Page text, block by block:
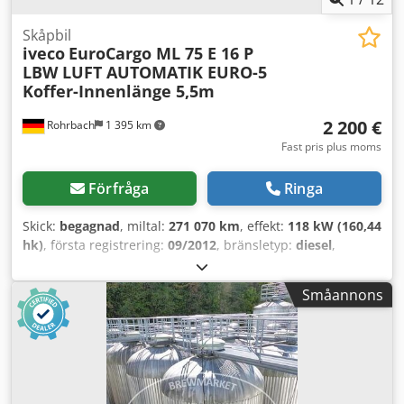
Warstein Tank- och miljöskydd Wozniack Enkerbruch 2
59581 Warstein
Rohrbach 1 395 km
Skåpbil
iveco EuroCargo ML 75 E 16 P
LBW LUFT AUTOMATIK EURO-5
Koffer-Innenlänge 5,5m
2 200 €
Fast pris plus moms
Förfråga Ringa
Skick: begagnad, miltal: 271 070 km, effekt: 118 kW (160,44
hk), första registrering: 09/2012, bränsletyp: diesel,
, maximal lastvikt:
7 490 kg, axelkonfiguration:4x2, hjulbas:3 690 mm,
bränsle:
diesel, färg:gul, förarhytt:annan, växeltyp:
automatisk
, emissionsklass:Euro 5, fjädring:
säten:
, total längd:7 300 mm, lastutrymmets längd:
, lastutrymmets bredd:2 447 mm,
lastutrymmeshöjd:2 125 mm, Tillverkningsår:
byggnadshöjd:3 300 mm, Utrustning:ABS, bakgavellyft,
Småannons